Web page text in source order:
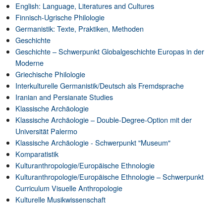
English: Language, Literatures and Cultures
Finnisch-Ugrische Philologie
Germanistik: Texte, Praktiken, Methoden
Geschichte
Geschichte – Schwerpunkt Globalgeschichte Europas in der
Moderne
Griechische Philologie
Interkulturelle Germanistik/Deutsch als Fremdsprache
Iranian and Persianate Studies
Klassische Archäologie
Klassische Archäologie – Double-Degree-Option mit der
Universität Palermo
Klassische Archäologie - Schwerpunkt "Museum"
Komparatistik
Kulturanthropologie/Europäische Ethnologie
Kulturanthropologie/Europäische Ethnologie – Schwerpunkt
Curriculum Visuelle Anthropologie
Kulturelle Musikwissenschaft